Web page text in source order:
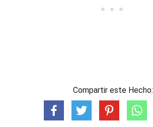
Compartir este Hecho: